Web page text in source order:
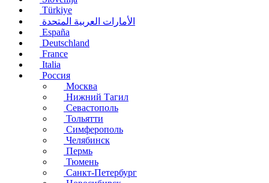
Türkiye
الأمارات العربية المتحدة
España
Deutschland
France
Italia
Россия
Москва
Нижний Тагил
Севастополь
Тольятти
Симферополь
Челябинск
Пермь
Тюмень
Санкт-Петербург